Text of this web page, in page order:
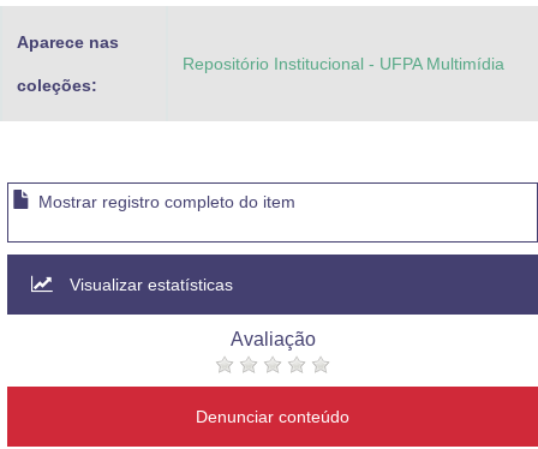
Aparece nas
coleções:
Repositório Institucional - UFPA Multimídia
Mostrar registro completo do item
Visualizar estatísticas
Avaliação
Denunciar conteúdo